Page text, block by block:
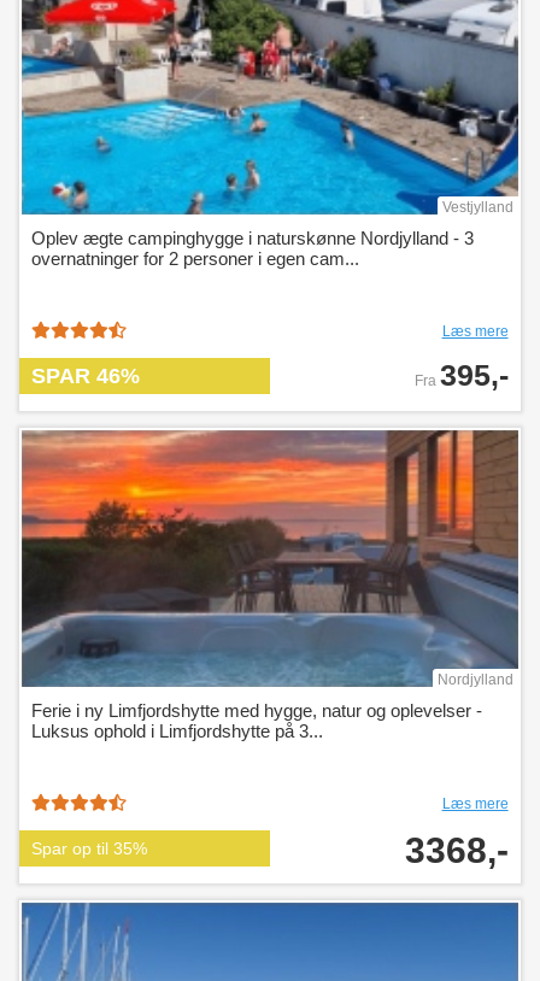
Vestjylland
Oplev ægte campinghygge i naturskønne Nordjylland - 3
overnatninger for 2 personer i egen cam...
Læs mere
SPAR 46% Fra 395,-
Nordjylland
Ferie i ny Limfjordshytte med hygge, natur og oplevelser -
Luksus ophold i Limfjordshytte på 3...
Læs mere
Spar op til 35% 3368,-